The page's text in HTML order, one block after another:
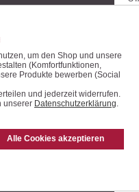
/ SALE
/ Blousons
/ Janker
/ Baukasten
/ Denim
um den Shop und unsere
(Komfortfunktionen,
Produkte bewerben (Social
und jederzeit widerrufen.
unserer Datenschutzerklärung.
Alle Cookies akzeptieren